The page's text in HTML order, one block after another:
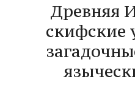
Древняя
скифские